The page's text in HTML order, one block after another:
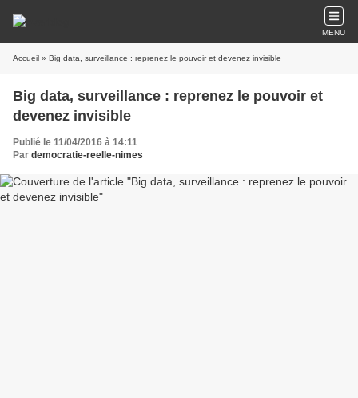
MENU
Accueil » Big data, surveillance : reprenez le pouvoir et devenez invisible
Big data, surveillance : reprenez le pouvoir et
devenez invisible
Publié le 11/04/2016 à 14:11
Par democratie-reelle-nimes